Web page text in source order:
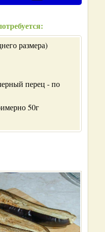
размера)
перец - по
50г